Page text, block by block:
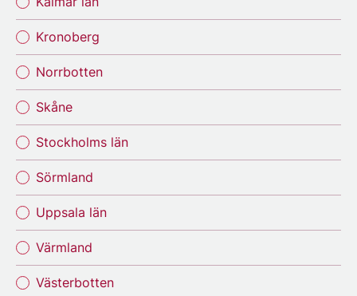
Kronoberg
Norrbotten
Skåne
Stockholms län
Sörmland
Uppsala län
Värmland
Västerbotten